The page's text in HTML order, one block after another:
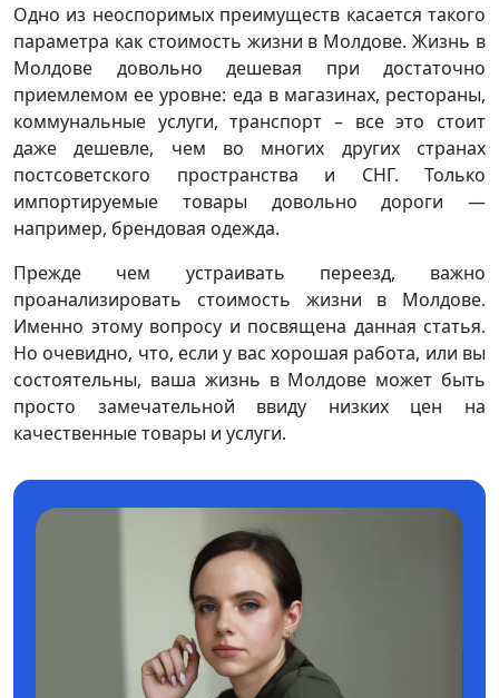
Одно из неоспоримых преимуществ касается такого
параметра как стоимость жизни в Молдове. Жизнь в
Молдове довольно дешевая при достаточно
приемлемом ее уровне: еда в магазинах, рестораны,
коммунальные услуги, транспорт – все это стоит
даже дешевле, чем во многих других странах
постсоветского пространства и СНГ. Только
импортируемые товары довольно дороги —
например, брендовая одежда.
Прежде чем устраивать переезд, важно
проанализировать стоимость жизни в Молдове.
Именно этому вопросу и посвящена данная статья.
Но очевидно, что, если у вас хорошая работа, или вы
состоятельны, ваша жизнь в Молдове может быть
просто замечательной ввиду низких цен на
качественные товары и услуги.